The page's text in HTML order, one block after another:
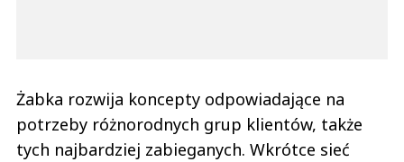
Żabka rozwija koncepty odpowiadające na
potrzeby różnorodnych grup klientów, także
tych najbardziej zabieganych. Wkrótce sieć